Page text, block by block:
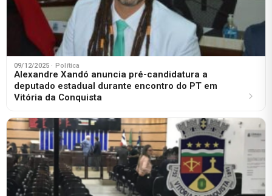
09/12/2025 · Política
Alexandre Xandó anuncia pré-candidatura a
deputado estadual durante encontro do PT em
Vitória da Conquista